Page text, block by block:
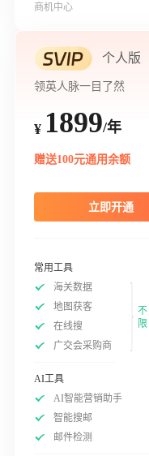
商机中心
个人版
领英人脉一目了然
¥ 1899/年
赠送100元通用余额
立即开通
常用工具
海关数据
地图获客
在线搜
广交会采购商
不
限
AI工具
AI智能营销助手
智能搜邮
邮件检测